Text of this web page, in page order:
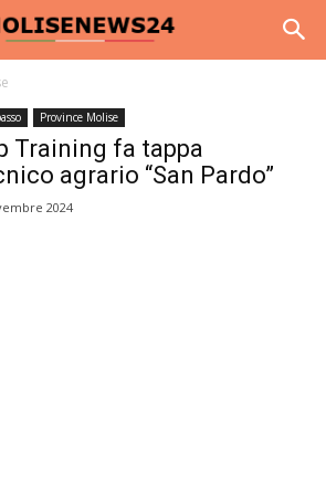
Province Molise
Training fa tappa
agrario “San Pardo”
2024